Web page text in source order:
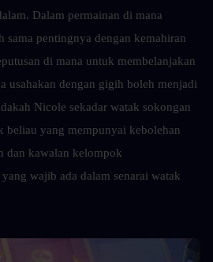
Dalam permainan di mana
sama pentingnya dengan kemahiran
di mana untuk membelanjakan
usahakan dengan gigih boleh menjadi
Nicole sekadar watak sokongan
beliau yang mempunyai kebolehan
dan kawalan kelompok
wajib ada dalam senarai watak